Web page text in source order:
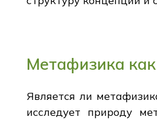
Метафизика
Является ли
исследует природу